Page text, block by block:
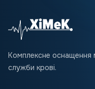
Комплексне оснащення
служби крові.